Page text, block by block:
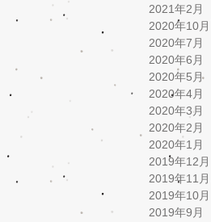
2021年2月
2020年10月
2020年7月
2020年6月
2020年5月
2020年4月
2020年3月
2020年2月
2020年1月
2019年12月
2019年11月
2019年10月
2019年9月